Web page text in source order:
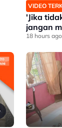
VIDEO
'Jika
jangan
18 hours ago